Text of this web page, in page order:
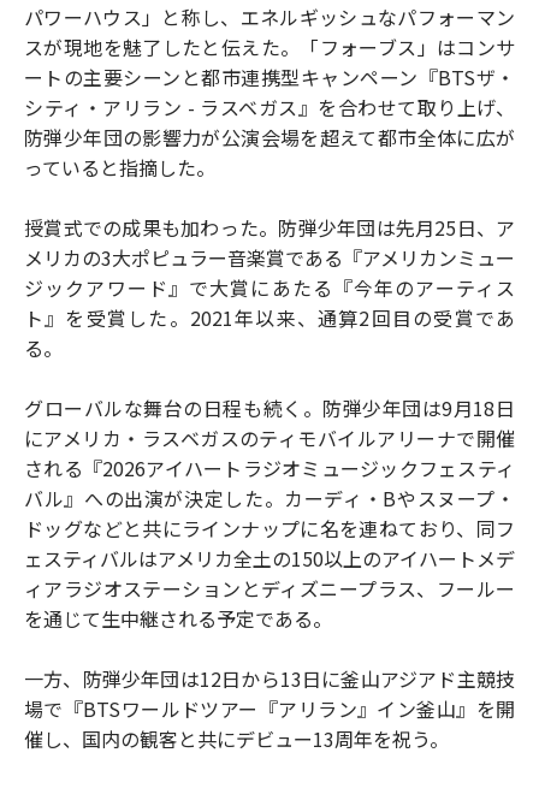
パワーハウス」と称し、エネルギッシュなパフォーマン
スが現地を魅了したと伝えた。「フォーブス」はコンサ
ートの主要シーンと都市連携型キャンペーン『BTSザ・
シティ・アリラン - ラスベガス』を合わせて取り上げ、
防弾少年団の影響力が公演会場を超えて都市全体に広が
っていると指摘した。
授賞式での成果も加わった。防弾少年団は先月25日、ア
メリカの3大ポピュラー音楽賞である『アメリカンミュー
ジックアワード』で大賞にあたる『今年のアーティス
ト』を受賞した。2021年以来、通算2回目の受賞であ
る。
グローバルな舞台の日程も続く。防弾少年団は9月18日
にアメリカ・ラスベガスのティモバイルアリーナで開催
される『2026アイハートラジオミュージックフェスティ
バル』への出演が決定した。カーディ・Bやスヌープ・
ドッグなどと共にラインナップに名を連ねており、同フ
ェスティバルはアメリカ全土の150以上のアイハートメデ
ィアラジオステーションとディズニープラス、フールー
を通じて生中継される予定である。
一方、防弾少年団は12日から13日に釜山アジアド主競技
場で『BTSワールドツアー『アリラン』イン釜山』を開
催し、国内の観客と共にデビュー13周年を祝う。